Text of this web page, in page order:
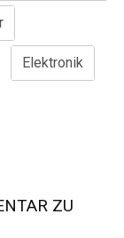
Elektronik
ZU